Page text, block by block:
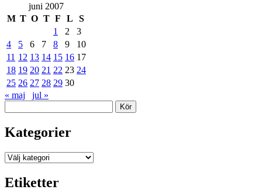
Sidopanel
juni 2007
M T O T F L
S
1
2
3
4
5 6 7 8 9
10
11 12 13 14 15 16 17
18 19 20 21 22 23 24
25 26 27 28 29 30
« maj
jul »
Kategorier
Kategorier
Etiketter